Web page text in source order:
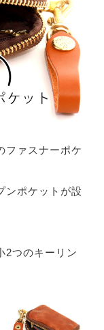
ファスナーポケ
ンポケットが設
2つのキーリン